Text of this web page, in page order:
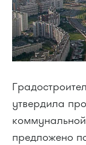
утвердила
предложено